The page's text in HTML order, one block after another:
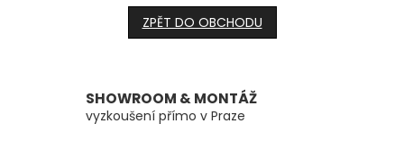
ZPĚT DO OBCHODU
SHOWROOM & MONTÁŽ
vyzkoušení přímo v Praze